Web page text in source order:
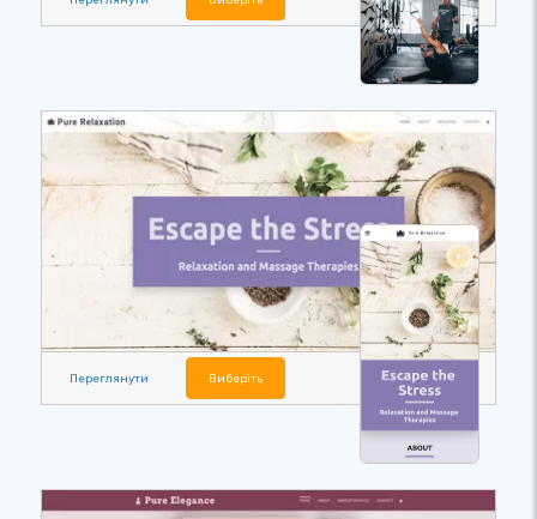
Переглянути Виберіть